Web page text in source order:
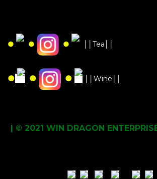
● ● ● ││Tea││
● ● ● ││Wine││
| © 2021 WIN DRAGON